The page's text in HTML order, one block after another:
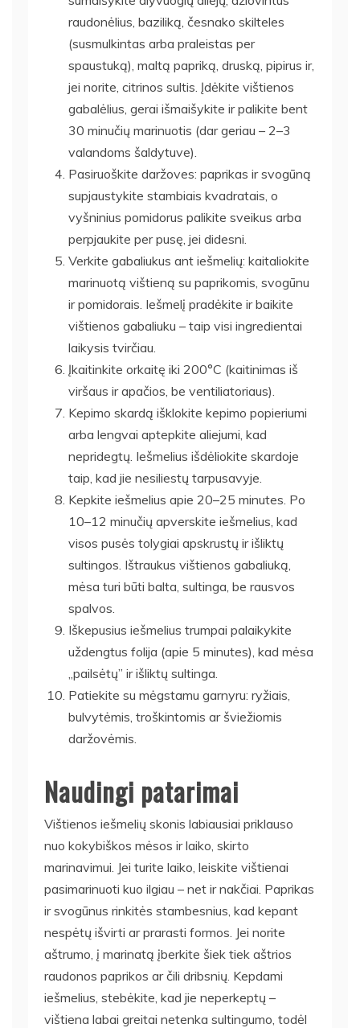
raudonėlius, baziliką, česnako skilteles
(susmulkintas arba praleistas per
spaustuką), maltą papriką, druską, pipirus ir,
jei norite, citrinos sultis. Įdėkite vištienos
gabalėlius, gerai išmaišykite ir palikite bent
30 minučių marinuotis (dar geriau – 2–3
valandoms šaldytuve).
Pasiruoškite daržoves: paprikas ir svogūną
supjaustykite stambiais kvadratais, o
vyšninius pomidorus palikite sveikus arba
perpjaukite per pusę, jei didesni.
Verkite gabaliukus ant iešmelių: kaitaliokite
marinuotą vištieną su paprikomis, svogūnu
ir pomidorais. Iešmelį pradėkite ir baikite
vištienos gabaliuku – taip visi ingredientai
laikysis tvirčiau.
Įkaitinkite orkaitę iki 200°C (kaitinimas iš
viršaus ir apačios, be ventiliatoriaus).
Kepimo skardą išklokite kepimo popieriumi
arba lengvai aptepkite aliejumi, kad
nepridegtų. Iešmelius išdėliokite skardoje
taip, kad jie nesiliestų tarpusavyje.
Kepkite iešmelius apie 20–25 minutes. Po
10–12 minučių apverskite iešmelius, kad
visos pusės tolygiai apskrustų ir išliktų
sultingos. Ištraukus vištienos gabaliuką,
mėsa turi būti balta, sultinga, be rausvos
spalvos.
Iškepusius iešmelius trumpai palaikykite
uždengtus folija (apie 5 minutes), kad mėsa
„pailsėtų” ir išliktų sultinga.
Patiekite su mėgstamu garnyru: ryžiais,
bulvytėmis, troškintomis ar šviežiomis
daržovėmis.
Naudingi patarimai
Vištienos iešmelių skonis labiausiai priklauso
nuo kokybiškos mėsos ir laiko, skirto
marinavimui. Jei turite laiko, leiskite vištienai
pasimarinuoti kuo ilgiau – net ir nakčiai. Paprikas
ir svogūnus rinkitės stambesnius, kad kepant
nespėtų išvirti ar prarasti formos. Jei norite
aštrumo, į marinatą įberkite šiek tiek aštrios
raudonos paprikos ar čili dribsnių. Kepdami
iešmelius, stebėkite, kad jie neperkeptų –
vištiena labai greitai netenka sultingumo, todėl